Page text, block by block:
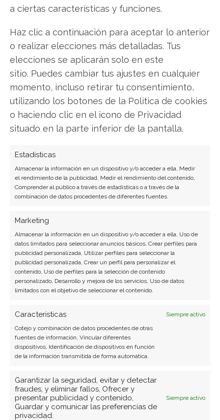
a ciertas características y funciones.
Haz clic a continuación para aceptar lo anterior
o realizar elecciones más detalladas. Tus
elecciones se aplicarán solo en este
sitio. Puedes cambiar tus ajustes en cualquier
momento, incluso retirar tu consentimiento,
utilizando los botones de la Política de cookies
o haciendo clic en el icono de Privacidad
situado en la parte inferior de la pantalla.
Estadísticas
Almacenar la información en un dispositivo y/o acceder a ella, Medir
el rendimiento de la publicidad, Medir el rendimiento del contenido,
Comprender al público a través de estadísticas o a través de la
combinación de datos procedentes de diferentes fuentes.
Marketing
Almacenar la información en un dispositivo y/o acceder a ella, Uso de
datos limitados para seleccionar anuncios básicos, Crear perfiles para
publicidad personalizada, Utilizar perfiles para seleccionar la
publicidad personalizada, Crear un perfil para personalizar el
contenido, Uso de perfiles para la selección de contenido
personalizado, Desarrollo y mejora de los servicios, Uso de datos
limitados con el objetivo de seleccionar el contenido.
Características
Siempre activo
Cotejo y combinación de datos procedentes de otras
fuentes de información, Vincular diferentes
dispositivos, Identificación de dispositivos en función
de la información transmitida de forma automática.
Garantizar la seguridad, evitar y detectar
fraudes, y eliminar fallos, Ofrecer y
presentar publicidad y contenido,
Guardar y comunicar las preferencias de
privacidad.
Siempre activo
Viking Therapeutics: ¿Comprar o vender? El
agosto tiene la respuesta:
Los últimos resultados de Viking Therapeutics
son contundentes: Acción inmediata requerida
para los inversores de Viking Therapeutics.
¿Merece la pena invertir o es momento de
vender? En el Análisis gratuito actual del 9 de
agosto descubrirá exactamente qué hacer.
Viking Therapeutics: ¿Comprar o vender?
más aquí!
Compartir este artículo
Twitter
LinkedIn
Copiar enlace